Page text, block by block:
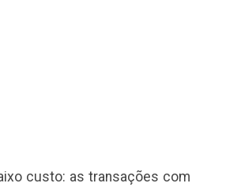
custo: as transações com